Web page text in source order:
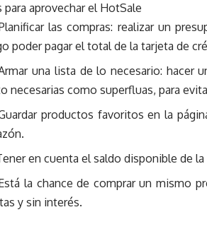
para aprovechar el HotSale
las compras: realizar un
poder pagar el total de la tarjeta de
una lista de lo necesario: hacer
necesarias como superfluas, para
productos favoritos en la
en cuenta el saldo disponible de
la chance de comprar un mismo
y sin interés.